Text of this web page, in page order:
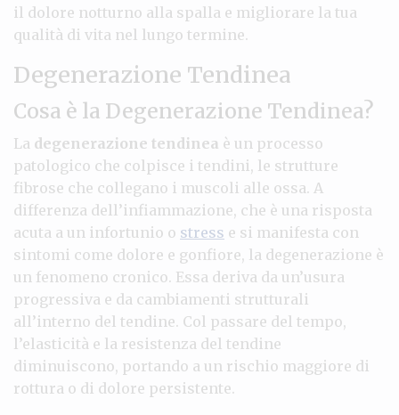
il dolore notturno alla spalla e migliorare la tua
qualità di vita nel lungo termine.
Degenerazione Tendinea
Cosa è la Degenerazione Tendinea?
La degenerazione tendinea è un processo
patologico che colpisce i tendini, le strutture
fibrose che collegano i muscoli alle ossa. A
differenza dell’infiammazione, che è una risposta
acuta a un infortunio o stress e si manifesta con
sintomi come dolore e gonfiore, la degenerazione è
un fenomeno cronico. Essa deriva da un’usura
progressiva e da cambiamenti strutturali
all’interno del tendine. Col passare del tempo,
l’elasticità e la resistenza del tendine
diminuiscono, portando a un rischio maggiore di
rottura o di dolore persistente.